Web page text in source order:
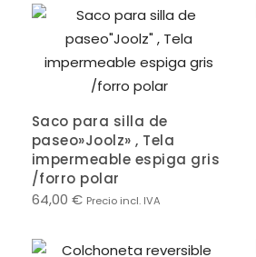
Saco para silla de
paseo»Joolz» , Tela
impermeable espiga gris
/forro polar
64,00 € Precio incl. IVA